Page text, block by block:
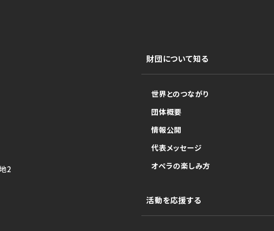
2
財団について知る
世界とのつながり
団体概要
情報公開
代表メッセージ
オペラの楽しみ方
活動を応援する